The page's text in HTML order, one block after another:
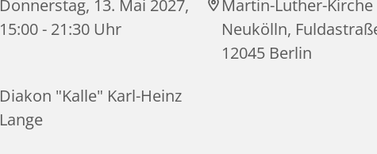
Donnerstag, 13. Mai 2027,
15:00 - 21:30 Uhr
Martin-Luther-Kirche
Neukölln,
12045 Berlin
Diakon "Kalle" Karl-Heinz
Lange